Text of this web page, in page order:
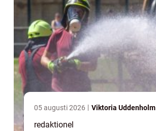
05 augusti 2026 Viktoria Uddenholm
redaktionel